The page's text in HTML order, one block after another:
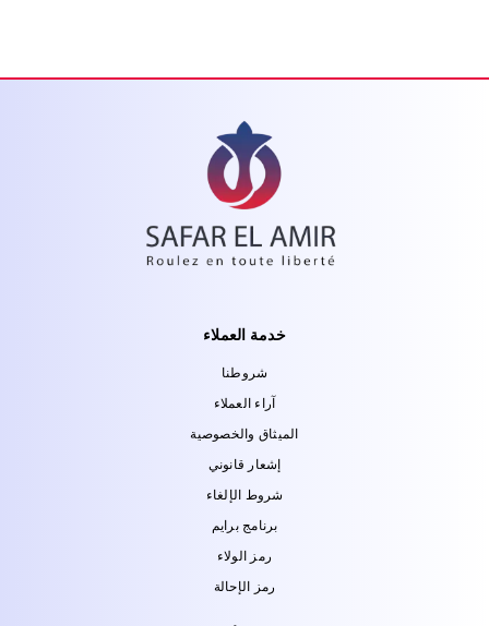
خدمة العملاء
شروطنا
آراء العملاء
الميثاق والخصوصية
إشعار قانوني
شروط الإلغاء
برنامج برايم
رمز الولاء
رمز الإحالة